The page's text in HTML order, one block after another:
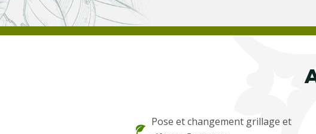
Pose et changement grillage et